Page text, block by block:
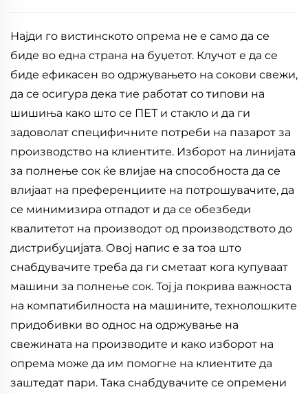
Најди го вистинското опрема не е само да се
биде во една страна на буџетот. Клучот е да се
биде ефикасен во одржувањето на сокови свежи,
да се осигура дека тие работат со типови на
шишиња како што се ПЕТ и стакло и да ги
задоволат специфичните потреби на пазарот за
производство на клиентите. Изборот на линијата
за полнење сок ќе влијае на способноста да се
влијаат на преференциите на потрошувачите, да
се минимизира отпадот и да се обезбеди
квалитетот на производот од производството до
дистрибуцијата. Овој напис е за тоа што
снабдувачите треба да ги сметаат кога купуваат
машини за полнење сок. Тој ја покрива важноста
на компатибилноста на машините, технолошките
придобивки во однос на одржување на
свежината на производите и како изборот на
опрема може да им помогне на клиентите да
заштедат пари. Така снабдувачите се опремени